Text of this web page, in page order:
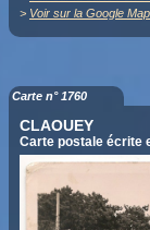
> Voir sur la Google
Carte n° 1760
CLAOUEY
Carte postale écrite